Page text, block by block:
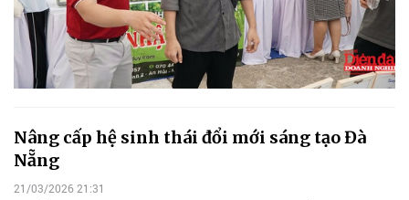
Nâng cấp hệ sinh thái đổi mới sáng tạo Đà
Nẵng
21/03/2026 21:31